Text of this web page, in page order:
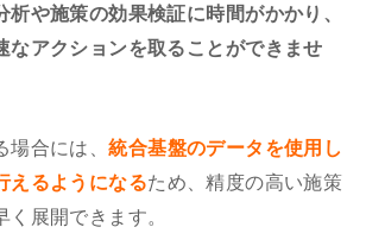
析や施策の効果検証に時間がかかり、
なアクションを取ることができませ
場合には、統合基盤のデータを使用し
えるようになるため、精度の高い施策
展開できます。